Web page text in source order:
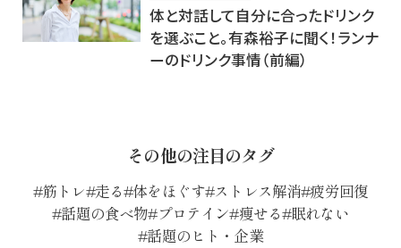
体と対話して自分に合ったドリンク
を選ぶこと。有森裕子に聞く！ランナ
ーのドリンク事情（前編）
その他の注目のタグ
筋トレ 走る 体をほぐす ストレス解消 疲労回復
話題の食べ物 プロテイン 痩せる 眠れない
話題のヒト・企業